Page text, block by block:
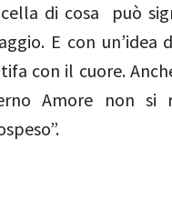
di cosa può
E con un’idea
con il cuore.
Amore non si